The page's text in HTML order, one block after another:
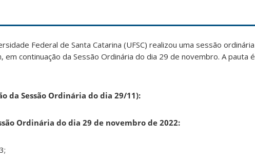
Federal de Santa Catarina (UFSC) realizou uma sessão ordinária
continuação da Sessão Ordinária do dia 29 de novembro. A pauta é
da Sessão Ordinária do dia 29/11):
Ordinária do dia 29 de novembro de 2022: